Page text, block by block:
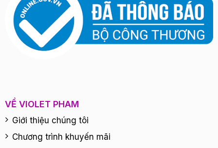
VỀ VIOLET PHAM
Giới thiệu chúng tôi
Chương trình khuyến mãi